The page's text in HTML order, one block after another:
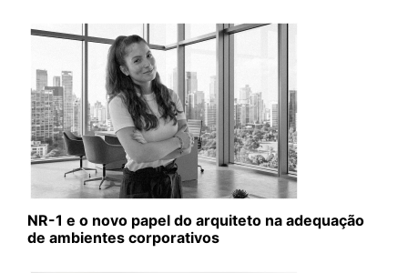
NR-1 e o novo papel do arquiteto na adequação
de ambientes corporativos